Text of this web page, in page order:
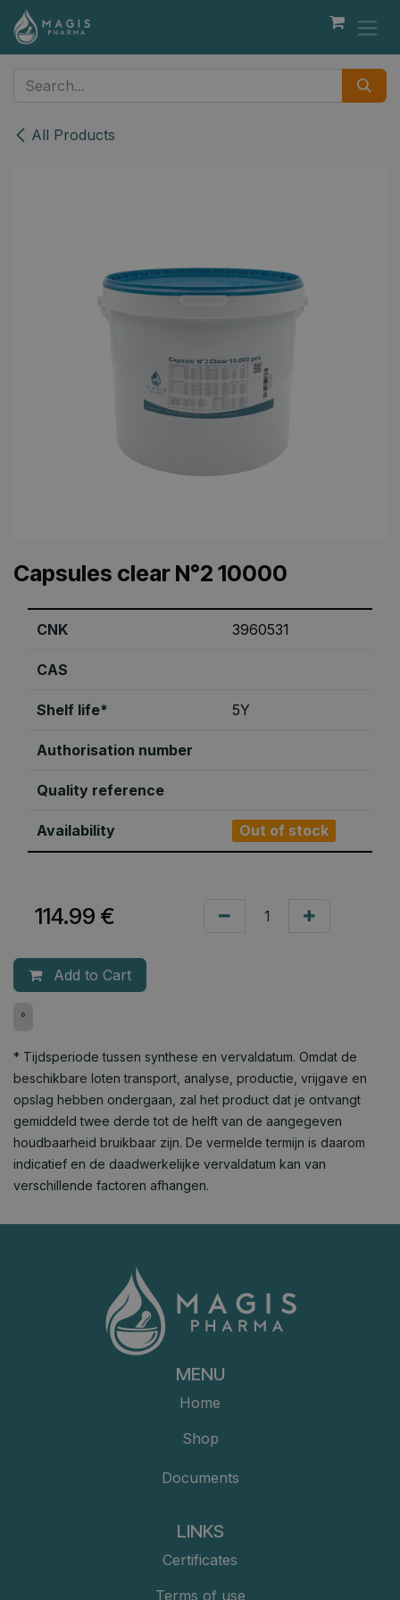
Skip to Content
All Products
Capsules clear N°2 10000
CNK 3960531
CAS
Shelf life* 5Y
Authorisation number
Quality reference
Availability Out of stock
114.99 €
Add to Cart
°
* Tijdsperiode tussen synthese en vervaldatum. Omdat de
beschikbare loten transport, analyse, productie, vrijgave en
opslag hebben ondergaan, zal het product dat je ontvangt
gemiddeld twee derde tot de helft van de aangegeven
houdbaarheid bruikbaar zijn. De vermelde termijn is daarom
indicatief en de daadwerkelijke vervaldatum kan van
verschillende factoren afhangen.
MENU
Home
Shop
Documents
LINKS
Certificates
Terms of use